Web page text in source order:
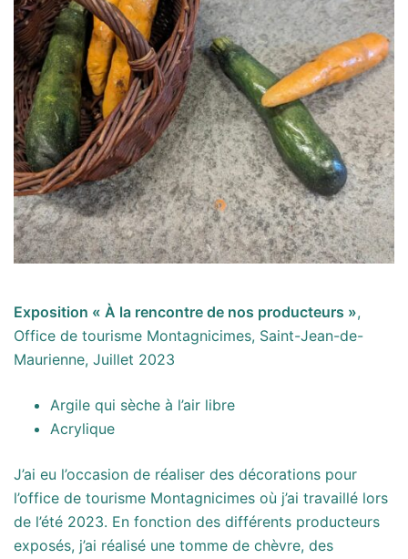
Exposition « À la rencontre de nos producteurs »,
Office de tourisme Montagnicimes, Saint-Jean-de-
Maurienne, Juillet 2023
Argile qui sèche à l’air libre
Acrylique
J’ai eu l’occasion de réaliser des décorations pour
l’office de tourisme Montagnicimes où j’ai travaillé lors
de l’été 2023. En fonction des différents producteurs
exposés, j’ai réalisé une tomme de chèvre, des